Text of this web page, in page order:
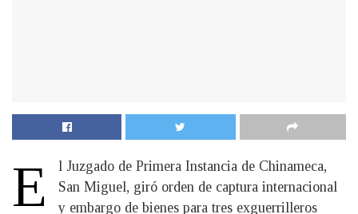
E
l Juzgado de Primera Instancia de Chinameca,
San Miguel, giró orden de captura internacional
y embargo de bienes para tres exguerrilleros